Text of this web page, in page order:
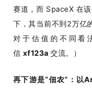
赛道，而 SpaceX 在
下，其当前不到2万亿
对于估值的不同看
信 xf123a 交流。）
再下游是“佃农”：以